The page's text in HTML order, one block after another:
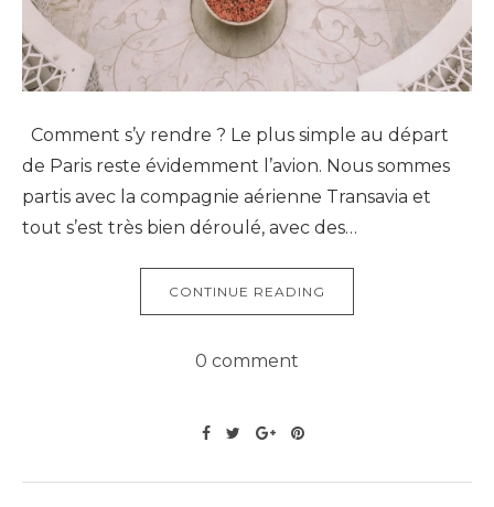
Comment s’y rendre ? Le plus simple au départ
de Paris reste évidemment l’avion. Nous sommes
partis avec la compagnie aérienne Transavia et
tout s’est très bien déroulé, avec des…
CONTINUE READING
0 comment